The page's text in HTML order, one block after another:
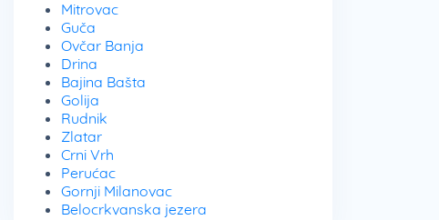
Mitrovac
Guča
Ovčar Banja
Drina
Bajina Bašta
Golija
Rudnik
Zlatar
Crni Vrh
Perućac
Gornji Milanovac
Belocrkvanska jezera